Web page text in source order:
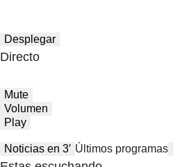
Desplegar
Directo
Mute
Volumen
Play
Noticias en 3′ Últimos programas